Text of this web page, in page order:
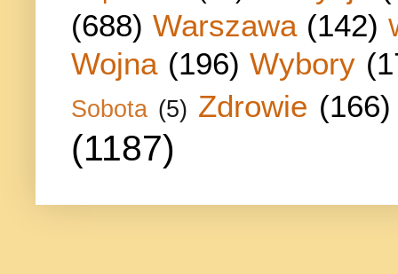
(688) Warszawa (142)
Wojna (196) Wybory
Sobota (5) Zdrowie (166)
(1187)